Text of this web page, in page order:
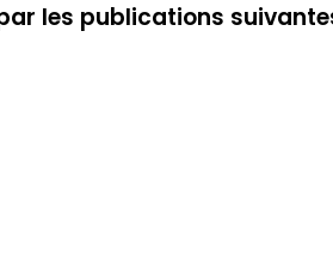
les publications